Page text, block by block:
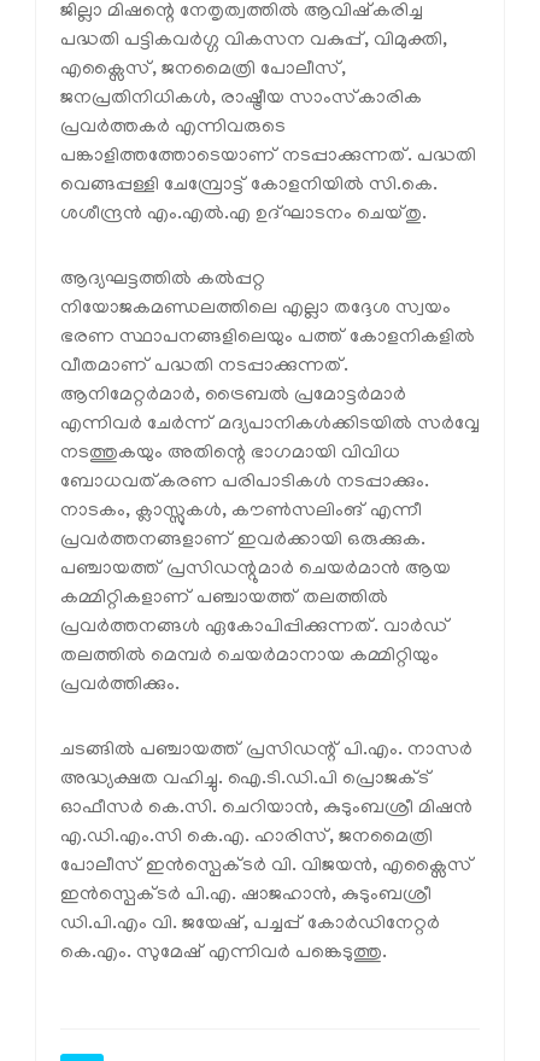
ജില്ലാ മിഷന്റെ നേതൃത്വത്തില്‍ ആവിഷ്‌കരിച്ച
പദ്ധതി പട്ടികവര്‍ഗ്ഗ വികസന വകുപ്പ്, വിമുക്തി,
എക്സൈസ്, ജനമൈത്രി പോലീസ്,
ജനപ്രതിനിധികള്‍, രാഷ്ട്രീയ സാംസ്‌കാരിക
പ്രവര്‍ത്തകര്‍ എന്നിവരുടെ
പങ്കാളിത്തത്തോടെയാണ് നടപ്പാക്കുന്നത്. പദ്ധതി
വെങ്ങപ്പള്ളി ചേമ്പ്രോട്ട് കോളനിയില്‍ സി.കെ.
ശശീന്ദ്രന്‍ എം.എല്‍.എ ഉദ്ഘാടനം ചെയ്തു.
ആദ്യഘട്ടത്തില്‍ കല്‍പ്പറ്റ
നിയോജകമണ്ഡലത്തിലെ എല്ലാ തദ്ദേശ സ്വയം
ഭരണ സ്ഥാപനങ്ങളിലെയും പത്ത് കോളനികളില്‍
വീതമാണ് പദ്ധതി നടപ്പാക്കുന്നത്.
ആനിമേറ്റര്‍മാര്‍, ട്രൈബല്‍ പ്രമോട്ടര്‍മാര്‍
എന്നിവര്‍ ചേര്‍ന്ന് മദ്യപാനികള്‍ക്കിടയില്‍ സര്‍വ്വേ
നടത്തുകയും അതിന്റെ ഭാഗമായി വിവിധ
ബോധവത്കരണ പരിപാടികള്‍ നടപ്പാക്കും.
നാടകം, ക്ലാസ്സുകള്‍, കൗണ്‍സലിംങ് എന്നീ
പ്രവര്‍ത്തനങ്ങളാണ് ഇവര്‍ക്കായി ഒരുക്കുക.
പഞ്ചായത്ത് പ്രസിഡന്റുമാര്‍ ചെയര്‍മാന്‍ ആയ
കമ്മിറ്റികളാണ് പഞ്ചായത്ത് തലത്തില്‍
പ്രവര്‍ത്തനങ്ങള്‍ ഏകോപിപ്പിക്കുന്നത്. വാര്‍ഡ്
തലത്തില്‍ മെമ്പര്‍ ചെയര്‍മാനായ കമ്മിറ്റിയും
പ്രവര്‍ത്തിക്കും.
ചടങ്ങില്‍ പഞ്ചായത്ത് പ്രസിഡന്റ് പി.എം. നാസര്‍
അദ്ധ്യക്ഷത വഹിച്ചു. ഐ.ടി.ഡി.പി പ്രൊജക്ട്
ഓഫീസര്‍ കെ.സി. ചെറിയാന്‍, കുടുംബശ്രീ മിഷന്‍
എ.ഡി.എം.സി കെ.എ. ഹാരിസ്, ജനമൈത്രി
പോലീസ് ഇന്‍സ്പെക്ടര്‍ വി. വിജയന്‍, എക്സൈസ്
ഇന്‍സ്പെക്ടര്‍ പി.എ. ഷാജഹാന്‍, കുടുംബശ്രീ
ഡി.പി.എം വി. ജയേഷ്, പച്ചപ്പ് കോര്‍ഡിനേറ്റര്‍
കെ.എം. സുമേഷ് എന്നിവര്‍ പങ്കെടുത്തു.